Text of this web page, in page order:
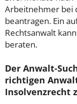
Arbeitnehmer bei
beantragen. Ein
Rechtsanwalt
beraten.
Der Anwalt-
richtigen
Insolvenzrecht